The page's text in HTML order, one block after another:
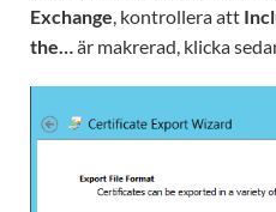
Exchange, kontrollera att
the…är makrerad, klicka